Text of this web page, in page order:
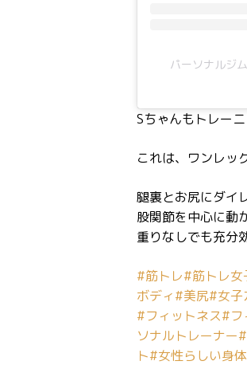
パーソナルジ
Sちゃんもトレー
これは、ワンレッ
腿裏とお尻にダイ
股関節を中心に動
重りなしでも充分
#筋トレ#筋トレ女
ボディ#美尻#女子
#フィットネス#フ
ソナルトレーナー
ト#女性らしい身